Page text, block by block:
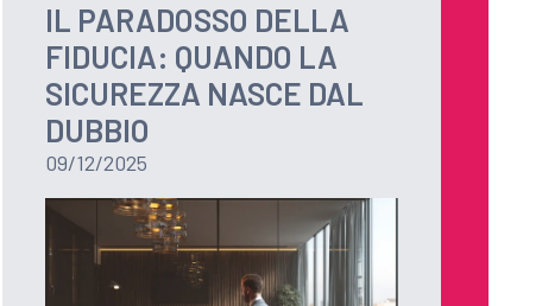
IL PARADOSSO DELLA
FIDUCIA: QUANDO LA
SICUREZZA NASCE DAL
DUBBIO
09/12/2025